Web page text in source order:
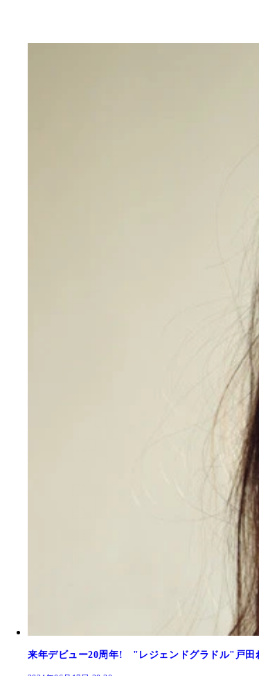
花井美理デジタル写真集『レジェンド
戸田れいデジタル写真集『甘い夢のよう
中村静香デジタル写真集『会社の先輩
来年デビュー20周年! "レジェンドグラドル"戸田